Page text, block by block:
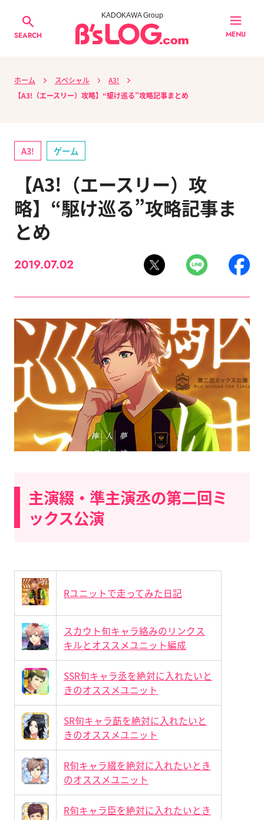
SEARCH
KADOKAWA Group
MENU
ホーム スペシャル
A3!
【A3!（エースリー）攻略】“駆け巡る”攻略記事まとめ
A3! ゲーム
【A3!（エースリー）攻
略】“駆け巡る”攻略記事ま
とめ
2019.07.02
主演綴・準主演丞の第二回ミ
ックス公演
Rユニットで走ってみた日記
スカウト旬キャラ絡みのリンクス
キルとオススメユニット編成
SSR旬キャラ丞を絶対に入れたいと
きのオススメユニット
SR旬キャラ莇を絶対に入れたいと
きのオススメユニット
R旬キャラ綴を絶対に入れたいとき
のオススメユニット
R旬キャラ臣を絶対に入れたいとき